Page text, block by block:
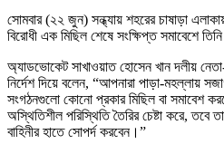
সোমবার (২২ জুন) সন্ধ্যায় শহরের চাষাড়া
বিরোধী এক মিছিল শেষে সংক্ষিপ্ত সমাবেশে
অ্যাডভোকেট সাখাওয়াত হোসেন খান দলীয়
নির্দেশ দিয়ে বলেন, “আপনারা পাড়া-মহল্লায়
সংগঠনগুলো কোনো প্রকার মিছিল বা সমাবেশ
অস্থিতিশীল পরিস্থিতি তৈরির চেষ্টা করে, তবে
বাহিনীর হাতে সোপর্দ করবেন।”